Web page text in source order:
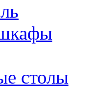
столы